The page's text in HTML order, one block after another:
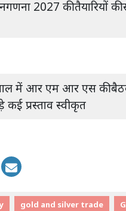
2027 की तैयारियों की
में आर एम आर एस की
प्रस्ताव स्वीकृत
gold and silver trade